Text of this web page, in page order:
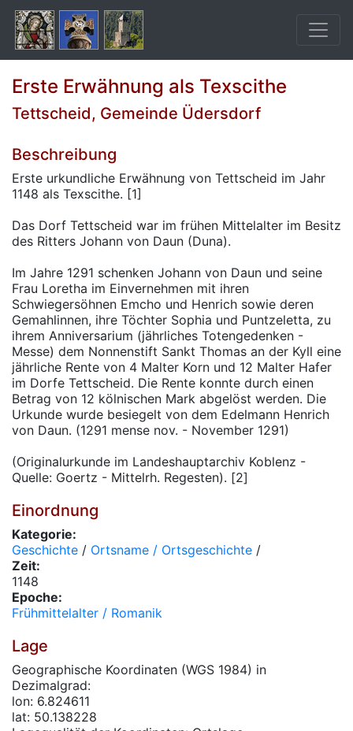
Erste Erwähnung als Texscithe
Tettscheid, Gemeinde Üdersdorf
Beschreibung
Erste urkundliche Erwähnung von Tettscheid im Jahr
1148 als Texscithe. [1]
Das Dorf Tettscheid war im frühen Mittelalter im Besitz
des Ritters Johann von Daun (Duna).
Im Jahre 1291 schenken Johann von Daun und seine
Frau Loretha im Einvernehmen mit ihren
Schwiegersöhnen Emcho und Henrich sowie deren
Gemahlinnen, ihre Töchter Sophia und Puntzeletta, zu
ihrem Anniversarium (jährliches Totengedenken -
Messe) dem Nonnenstift Sankt Thomas an der Kyll eine
jährliche Rente von 4 Malter Korn und 12 Malter Hafer
im Dorfe Tettscheid. Die Rente konnte durch einen
Betrag von 12 kölnischen Mark abgelöst werden. Die
Urkunde wurde besiegelt von dem Edelmann Henrich
von Daun. (1291 mense nov. - November 1291)
(Originalurkunde im Landeshauptarchiv Koblenz -
Quelle: Goertz - Mittelrh. Regesten). [2]
Einordnung
Kategorie:
Geschichte / Ortsname / Ortsgeschichte /
Zeit:
1148
Epoche:
Frühmittelalter / Romanik
Lage
Geographische Koordinaten (WGS 1984) in
Dezimalgrad:
lon: 6.824611
lat: 50.138228